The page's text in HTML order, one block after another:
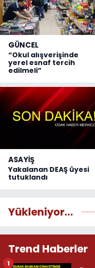
GÜNCEL
“Okul alışverişinde
yerel esnaf tercih
edilmeli”
ASAYİŞ
Yakalanan DEAŞ üyesi
tutuklandı
Yükleniyor...
Trend Haberler
1